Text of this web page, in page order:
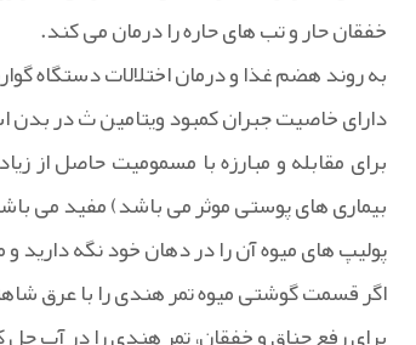
خفقان حار و تب های حاره را درمان می کند.
به روند هضم غذا و درمان اختلالات دستگاه
دارای خاصیت جبران کمبود ویتامین ث در
برای مقابله و مبارزه با مسمومیت حاصل از
بیماری های پوستی موثر می باشد) مفید می
پولیپ های میوه آن را در دهان خود نگه
اگر قسمت گوشتی میوه تمر هندی را با عرق